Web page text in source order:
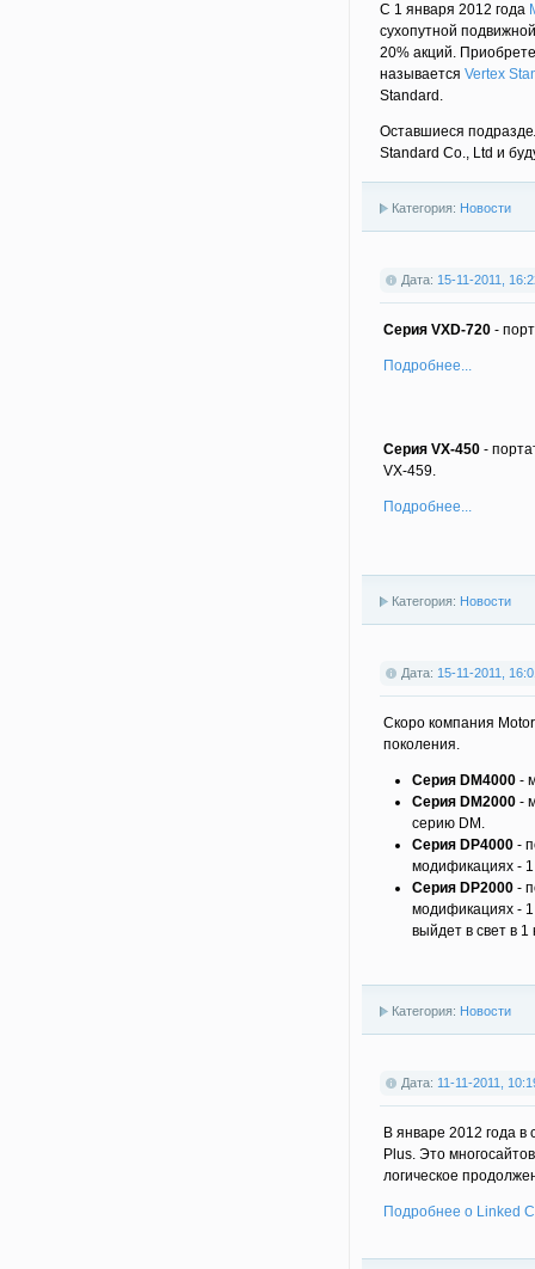
С 1 января 2012 года
сухопутной
20% акций.
называется Vertex
Standard.
Оставшиеся
Standard Co., Ltd и
Категория: Новости
Дата: 15-11-2011,
Серия VXD-720 -
Подробнее...
Серия VX-450 -
VX-459.
Подробнее...
Категория: Новости
Дата: 15-11-2011,
Скоро компания
поколения.
Серия DM4000 -
Серия DM2000 -
серию DM.
Серия DP4000 -
модификациях -
Серия DP2000 -
модификациях -
выйдет в свет в 1
Категория: Новости
Дата: 11-11-2011,
В январе 2012 года
Plus. Это
логическое
Подробнее о Linked